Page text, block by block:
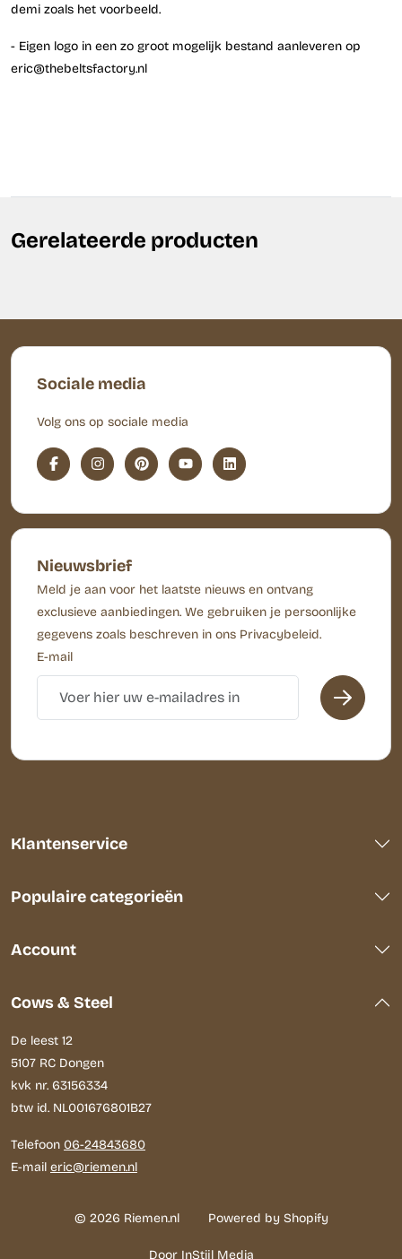
demi zoals het voorbeeld.
- Eigen logo in een zo groot mogelijk bestand aanleveren op
eric@thebeltsfactory.nl
Gerelateerde producten
Sociale media
Volg ons op sociale media
Nieuwsbrief
Meld je aan voor het laatste nieuws en ontvang
exclusieve aanbiedingen. We gebruiken je persoonlijke
gegevens zoals beschreven in ons Privacybeleid.
E-mail
Klantenservice
Populaire categorieën
Account
Cows & Steel
De leest 12
5107 RC Dongen
kvk nr. 63156334
btw id. NL001676801B27
Telefoon 06-24843680
E-mail eric@riemen.nl
© 2026 Riemen.nl Powered by Shopify
Door InStijl Media